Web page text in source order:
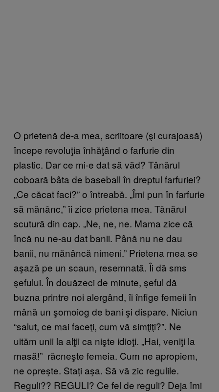
O prietenă de-a mea, scriitoare (şi curajoasă)
începe revoluţia înhăţând o farfurie din
plastic. Dar ce mi-e dat să văd? Tânărul
coboară bâta de baseball în dreptul farfuriei?
„Ce căcat faci?” o întreabă. „Îmi pun în farfurie
să mănânc,” îi zice prietena mea. Tânărul
scutură din cap. „Ne, ne, ne. Mama zice că
încă nu ne-au dat banii. Până nu ne dau
banii, nu mănâncă nimeni.” Prietena mea se
aşază pe un scaun, resemnată. Îi dă sms
şefului. În douăzeci de minute, şeful dă
buzna printre noi alergând, îi înfige femeii în
mână un şomoiog de bani şi dispare. Niciun
“salut, ce mai faceţi, cum vă simţiţi?”. Ne
uităm unii la alţii ca nişte idioţi. „Hai, veniţi la
masă!” răcneşte femeia. Cum ne apropiem,
ne opreşte. Staţi aşa. Să vă zic regulile.
Reguli?? REGULI? Ce fel de reguli? Deja îmi